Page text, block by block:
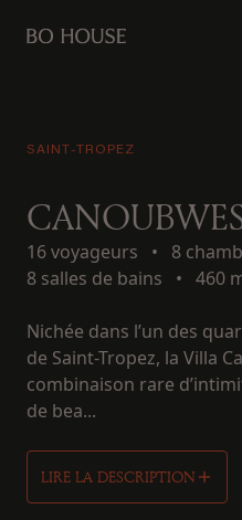
SAINT-TROPEZ
16 voyageurs • 8
8 salles de bains
• 460
Nichée dans l’un des
de Saint-Tropez, la Villa
combinaison rare
de bea...
LIRE LA DESCRIPTION